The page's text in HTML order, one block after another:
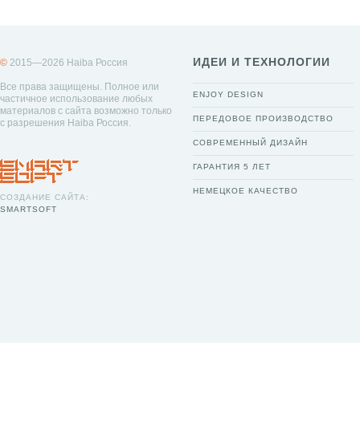
© 2015—2026 Haiba Россия
Все права защищены. Полное или
частичное использование любых
материалов с сайта возможно только
с разрешения Haiba Россия.
СОЗДАНИЕ САЙТА:
SMARTSOFT
ИДЕИ И ТЕХНОЛОГИИ
ENJOY DESIGN
ПЕРЕДОВОЕ ПРОИЗВОДСТВО
СОВРЕМЕННЫЙ ДИЗАЙН
ГАРАНТИЯ 5 ЛЕТ
НЕМЕЦКОЕ КАЧЕСТВО